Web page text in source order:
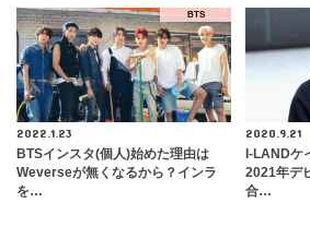
BTS
2022.1.23
BTSインスタ(個人)始めた理由は
Weverseが無くなるから？インラ
を…
2020.9.21
I-LANDケ
2021年デ
合…